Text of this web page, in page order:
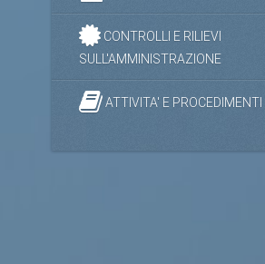
CONTROLLI E RILIEVI
SULL'AMMINISTRAZIONE
ATTIVITA' E PROCEDIMENTI